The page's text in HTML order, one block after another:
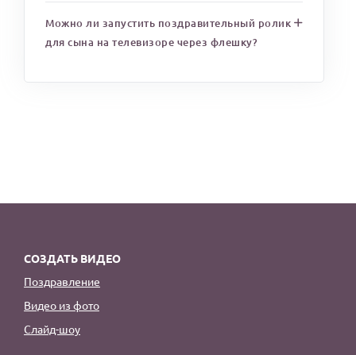
Можно ли запустить поздравительный ролик
для сына на телевизоре через флешку?
СОЗДАТЬ ВИДЕО
Поздравление
Видео из фото
Слайд-шоу